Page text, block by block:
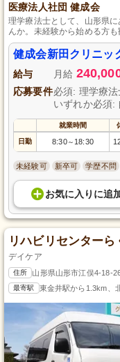
医療法人社団 健成会
理学療法士として、山形県
んか。未経験から始める方
フがしっかり支えます。利
のあるお仕事です。安定し
アを実践できることも魅力で
健成会新田クリニッ
給与 月給
応募要件必須: 理学療法
いずれか必須:
就業時間
日勤 8:30～ 18:30
未経験可 新卒可 学歴不問
お気に入り に追
リハビリセンター
デイケア
住所 山形県山形市江俣4-18-
最寄駅 東金井駅から1.3km、